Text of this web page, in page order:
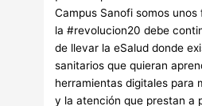
Campus Sanofi somos
la #revolucion20 debe
de llevar la eSalud donde
sanitarios que quieran
herramientas digitales para
y la atención que prestan a